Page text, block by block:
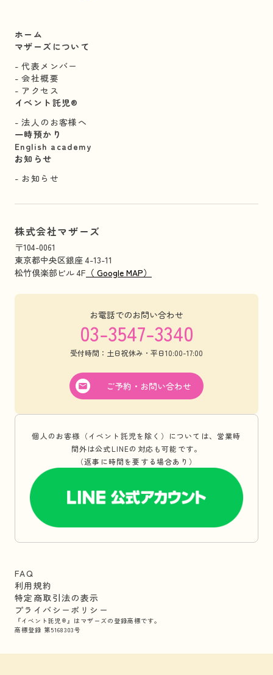
ホーム
マザーズについて
代表メンバー
会社概要
アクセス
イベント託児®︎
法人のお客様へ
一時預かり
English academy
お知らせ
お知らせ
株式会社マザーズ
〒104-0061
東京都中央区銀座 4-13-11
松竹倶楽部ビル 4F （ Google MAP）
お電話でのお問い合わせ
03-3547-3340
受付時間：土日祝休み・平日10:00-17:00
ご予約・お問い合わせ
個人のお客様（イベント託児を除く）については、営業時
間外は公式LINEの対応も可能です。
（返事に時間を要する場合あり）
FAQ
利用規約
特定商取引法の表示
プライバシーポリシー
『イベント託児®』はマザーズの登録商標です。
商標登録 第5168303号